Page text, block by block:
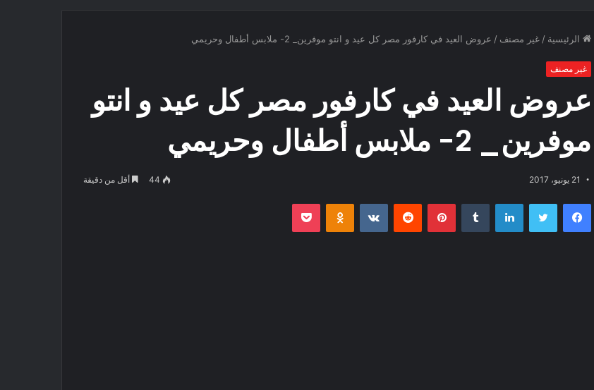
الرئيسية / غير مصنف / عروض العيد في كارفور مصر كل عيد و انتو موفرين_ 2- ملابس أطفال وحريمي
غير مصنف
عروض العيد في كارفور مصر كل عيد و انتو
موفرين_ 2- ملابس أطفال وحريمي
21 يونيو، 2017 44 أقل من دقيقة
فيسبوك لينكدإن بينتيريست